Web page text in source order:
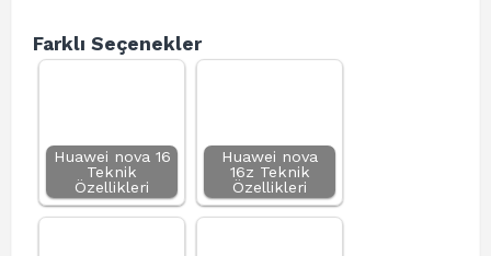
Farklı Seçenekler
Huawei nova 16
Teknik
Özellikleri
Huawei nova
16z Teknik
Özellikleri